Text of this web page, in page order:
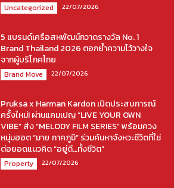
Uncategorized 22/07/2026
5 แบรนด์เครือสหพัฒน์กวาดรางวัล No. 1
Brand Thailand 2026 ตอกย้ำความไว้วางใจ
จากผู้บริโภคไทย
Brand Move 22/07/2026
Pruksa x Harman Kardon เปิดประสบการณ์
ครั้งใหม่! ผ่านแคมเปญ “LIVE YOUR OWN
VIBE” ส่ง “MELODY FILM SERIES” พร้อมควง
หนุ่มฮอต “มาย ภาคภูมิ” ร่วมค้นหาจังหวะชีวิตที่ใช่
ต่อยอดแนวคิด “อยู่ดี…ทั้งชีวิต”
Property 22/07/2026